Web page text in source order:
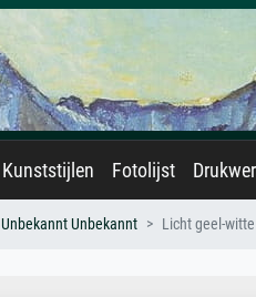
Kunststijlen Fotolijst
Unbekannt Unbekannt Licht geel-